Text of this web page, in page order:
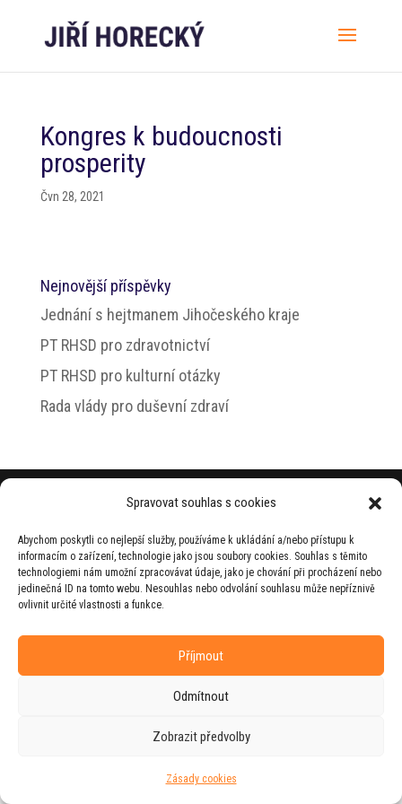
Spravovat souhlas s cookies
Abychom poskytli co nejlepší služby, používáme k ukládání a/nebo přístupu k
informacím o zařízení, technologie jako jsou soubory cookies. Souhlas s těmito
technologiemi nám umožní zpracovávat údaje, jako je chování při procházení nebo
jedinečná ID na tomto webu. Nesouhlas nebo odvolání souhlasu může nepříznivě
ovlivnit určité vlastnosti a funkce.
Příjmout
Odmítnout
Zobrazit předvolby
Zásady cookies
Kongres k budoucnosti
prosperity
Čvn 28, 2021
Nejnovější příspěvky
Jednání s hejtmanem Jihočeského kraje
PT RHSD pro zdravotnictví
PT RHSD pro kulturní otázky
Rada vlády pro duševní zdraví
© 2026 Jiří Horecký – Osobní stránky Jiřího
Web vytvořila firmaRUDIve spolupráci s
agenturouZEST BRAND.